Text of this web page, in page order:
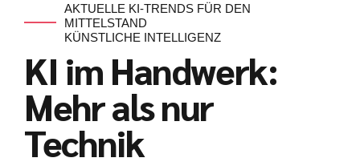
AKTUELLE KI-TRENDS FÜR DEN
MITTELSTAND
KÜNSTLICHE INTELLIGENZ
KI im Handwerk:
Mehr als nur
Technik